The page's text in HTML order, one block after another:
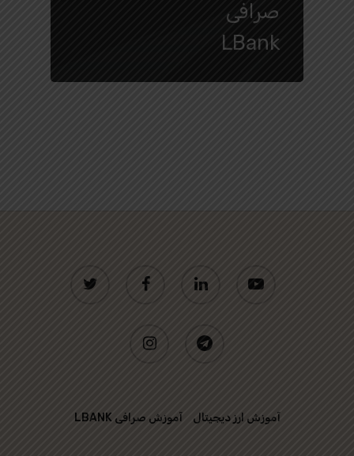
صرافی
LBank
facebook linkedin
instagram telegram
آموزش ارز دیجیتال آموزش صرافی LBANK